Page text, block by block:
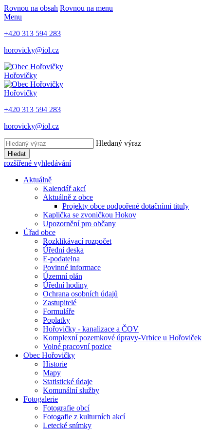
Rovnou na obsah Rovnou na menu
Menu
+420 313 594 283
horovicky@iol.cz
Hořovičky
Hořovičky
+420 313 594 283
horovicky@iol.cz
Hledaný výraz
Hledat
rozšířené vyhledávání
Aktuálně
Kalendář akcí
Aktuálně z obce
Projekty obce podpořené dotačními tituly
Kaplička se zvoničkou Hokov
Upozornění pro občany
Úřad obce
Rozklikávací rozpočet
Úřední deska
E-podatelna
Povinné informace
Územní plán
Úřední hodiny
Ochrana osobních údajů
Zastupitelé
Formuláře
Poplatky
Hořovičky - kanalizace a ČOV
Komplexní pozemkové úpravy-Vrbice u Hořoviček
Volné pracovní pozice
Obec Hořovičky
Historie
Mapy
Statistické údaje
Komunální služby
Fotogalerie
Fotografie obcí
Fotogafie z kulturních akcí
Letecké snímky